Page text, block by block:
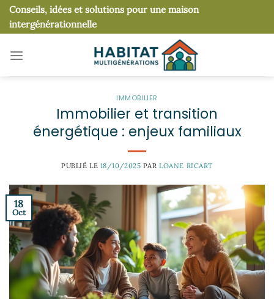
Passer
au
contenu
Conseils, idées et solutions pour une maison
intergénérationnelle
IMMOBILIER
Immobilier et transition
énergétique : enjeux familiaux
PUBLIÉ LE 18/10/2025 PARLOANE RICART
18
Oct